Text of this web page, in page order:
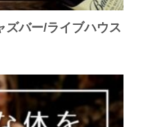
ズバー/ライブハウス